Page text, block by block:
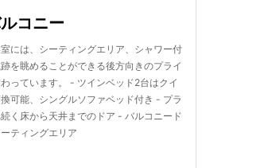
コニー
には、シーティングエリア、シャワー付
を眺めることができる後方向きのプライ
っています。 - ツインベッド2台はクイ
可能、シングルソファベッド付き - プラ
く床から天井までのドア - バルコニード
ティングエリア